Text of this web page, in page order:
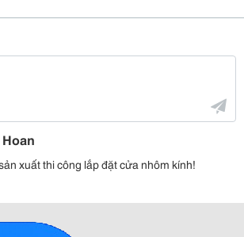
xuất thi công lắp đặt cửa nhôm kính!